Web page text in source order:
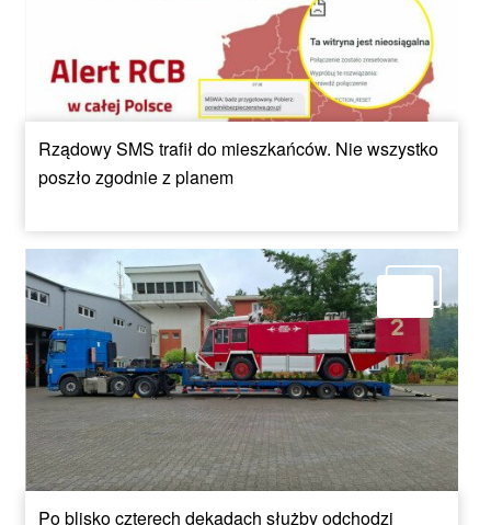
Rządowy SMS trafił do mieszkańców. Nie wszystko
poszło zgodnie z planem
Po blisko czterech dekadach służby odchodzi